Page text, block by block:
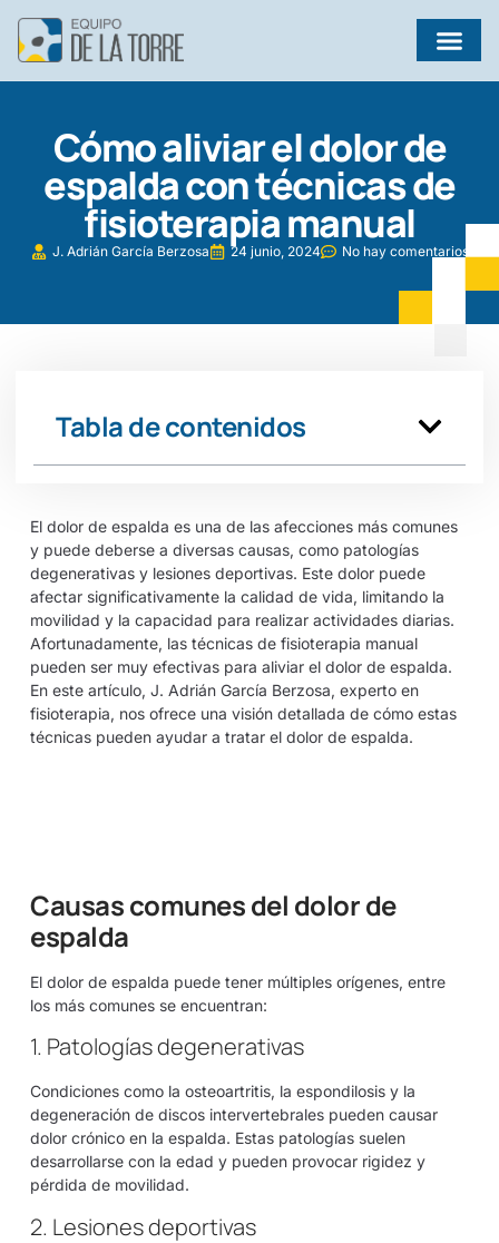
Cómo aliviar el dolor de
espalda con técnicas de
fisioterapia manual
J. Adrián García Berzosa 24 junio, 2024 No hay comentarios
Tabla de contenidos
El dolor de espalda es una de las afecciones más comunes
y puede deberse a diversas causas, como patologías
degenerativas y lesiones deportivas. Este dolor puede
afectar significativamente la calidad de vida, limitando la
movilidad y la capacidad para realizar actividades diarias.
Afortunadamente, las técnicas de fisioterapia manual
pueden ser muy efectivas para aliviar el dolor de espalda.
En este artículo, J. Adrián García Berzosa, experto en
fisioterapia, nos ofrece una visión detallada de cómo estas
técnicas pueden ayudar a tratar el dolor de espalda.
Causas comunes del dolor de
espalda
El dolor de espalda puede tener múltiples orígenes, entre
los más comunes se encuentran:
1. Patologías degenerativas
Condiciones como la osteoartritis, la espondilosis y la
degeneración de discos intervertebrales pueden causar
dolor crónico en la espalda. Estas patologías suelen
desarrollarse con la edad y pueden provocar rigidez y
pérdida de movilidad.
2. Lesiones deportivas